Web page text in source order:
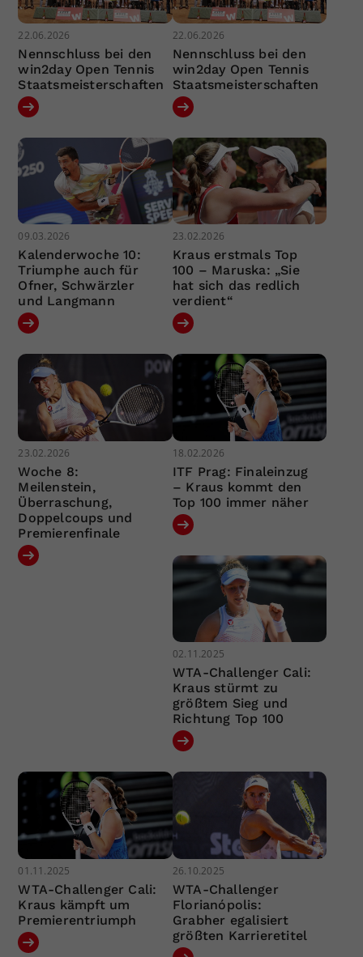
22.06.2026
Nennschluss bei den
win2day Open Tennis
Staatsmeisterschaften
22.06.2026
Nennschluss bei den
win2day Open Tennis
Staatsmeisterschaften
09.03.2026
Kalenderwoche 10:
Triumphe auch für
Ofner, Schwärzler
und Langmann
23.02.2026
Kraus erstmals Top
100 – Maruska: „Sie
hat sich das redlich
verdient“
23.02.2026
Woche 8:
Meilenstein,
Überraschung,
Doppelcoups und
Premierenfinale
18.02.2026
ITF Prag: Finaleinzug
– Kraus kommt den
Top 100 immer näher
02.11.2025
WTA-Challenger Cali:
Kraus stürmt zu
größtem Sieg und
Richtung Top 100
01.11.2025
WTA-Challenger Cali:
Kraus kämpft um
Premierentriumph
26.10.2025
WTA-Challenger
Florianópolis:
Grabher egalisiert
größten Karrieretitel